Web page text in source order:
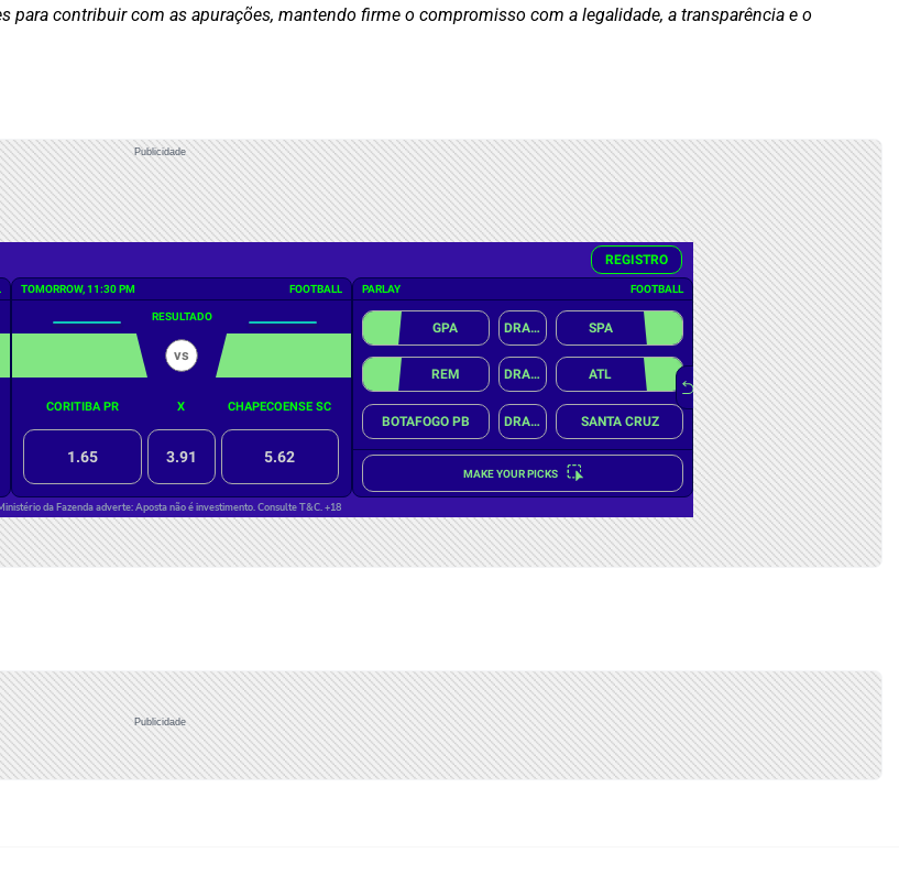
para contribuir com as apurações, mantendo firme o compromisso com a legalidade, a transparência e o
Publicidade
Publicidade